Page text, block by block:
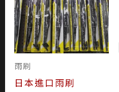
雨刷
日本進口雨刷